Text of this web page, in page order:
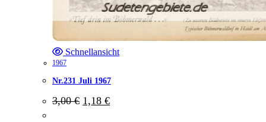
Schnellansicht
1967
Nr.231 Juli 1967
3,00€ Ursprünglicher
Preis
1,18 €Aktueller
Preis